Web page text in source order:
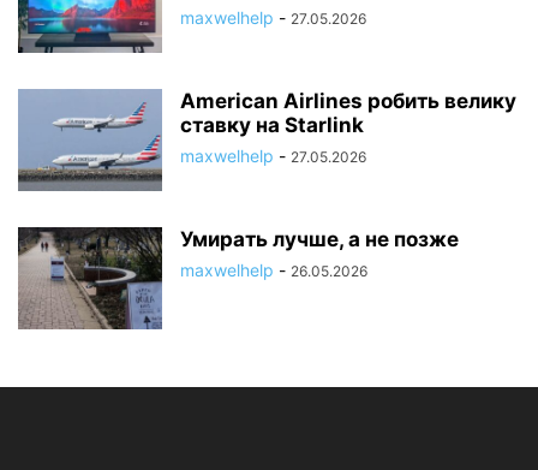
maxwelhelp - 27.05.2026
American Airlines робить велику
ставку на Starlink
maxwelhelp - 27.05.2026
Умирать лучше, а не позже
maxwelhelp - 26.05.2026